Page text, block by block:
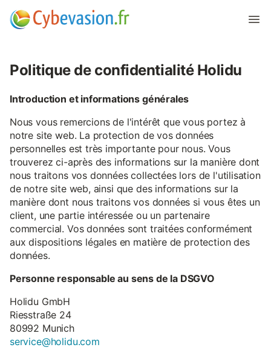
Politique de confidentialité Holidu
Introduction et informations générales
Nous vous remercions de l'intérêt que vous portez à
notre site web. La protection de vos données
personnelles est très importante pour nous. Vous
trouverez ci-après des informations sur la manière dont
nous traitons vos données collectées lors de l'utilisation
de notre site web, ainsi que des informations sur la
manière dont nous traitons vos données si vous êtes un
client, une partie intéressée ou un partenaire
commercial. Vos données sont traitées conformément
aux dispositions légales en matière de protection des
données.
Personne responsable au sens de la DSGVO
Holidu GmbH
Riesstraße 24
80992 Munich
service@holidu.com